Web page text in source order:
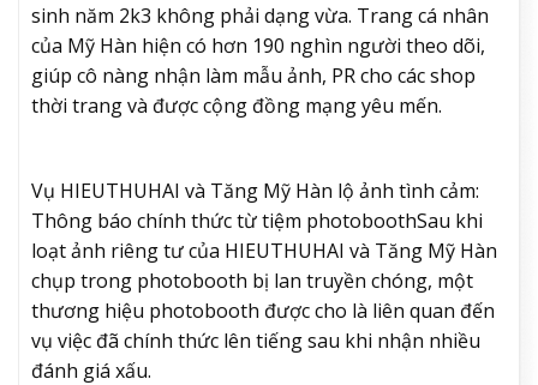
sinh năm 2k3 không phải dạng vừa. Trang cá nhân
của Mỹ Hàn hiện có hơn 190 nghìn người theo dõi,
giúp cô nàng nhận làm mẫu ảnh, PR cho các shop
thời trang và được cộng đồng mạng yêu mến.
Vụ HIEUTHUHAI và Tăng Mỹ Hàn lộ ảnh tình cảm:
Thông báo chính thức từ tiệm photoboothSau khi
loạt ảnh riêng tư của HIEUTHUHAI và Tăng Mỹ Hàn
chụp trong photobooth bị lan truyền chóng, một
thương hiệu photobooth được cho là liên quan đến
vụ việc đã chính thức lên tiếng sau khi nhận nhiều
đánh giá xấu.